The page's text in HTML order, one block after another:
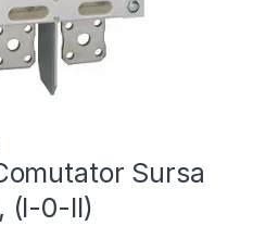
Sursa
(I-0-II)